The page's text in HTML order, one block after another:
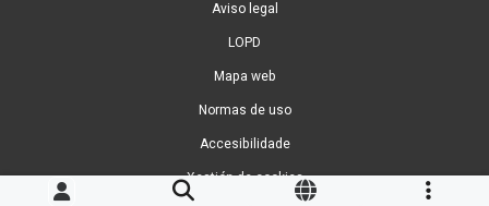
Aviso legal
LOPD
Mapa web
Normas de uso
Accesibilidade
Xestión de cookies